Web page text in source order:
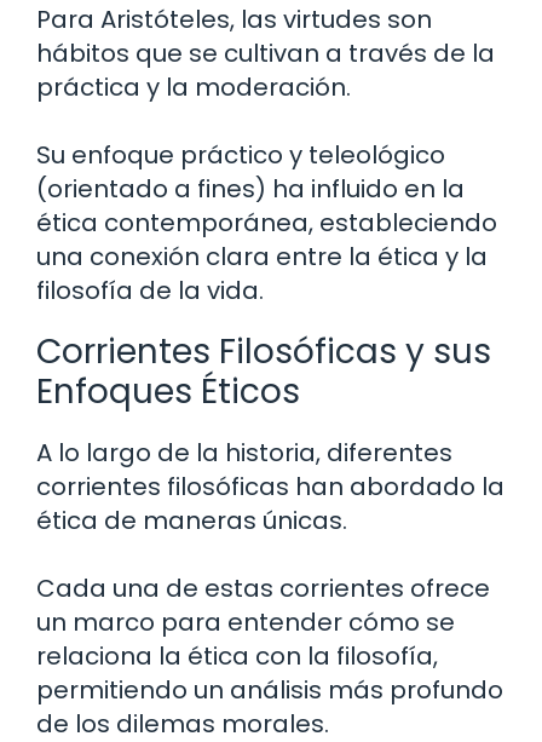
Para Aristóteles, las virtudes son
hábitos que se cultivan a través de la
práctica y la moderación.
Su enfoque práctico y teleológico
(orientado a fines) ha influido en la
ética contemporánea, estableciendo
una conexión clara entre la ética y la
filosofía de la vida.
Corrientes Filosóficas y sus
Enfoques Éticos
A lo largo de la historia, diferentes
corrientes filosóficas han abordado la
ética de maneras únicas.
Cada una de estas corrientes ofrece
un marco para entender cómo se
relaciona la ética con la filosofía,
permitiendo un análisis más profundo
de los dilemas morales.